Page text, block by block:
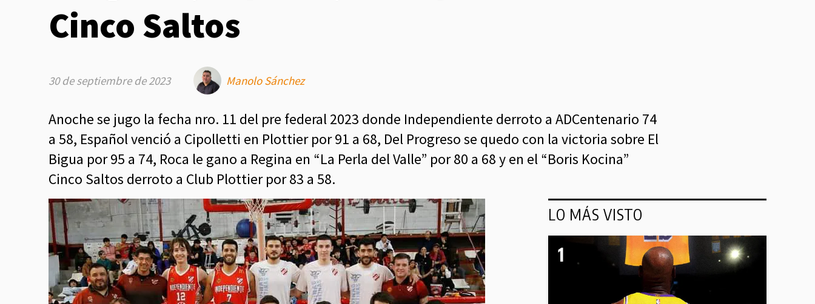
Cinco Saltos
Anoche se jugo la fecha nro. 11 del pre federal 2023 donde Independiente derroto a ADCentenario 74
a 58, Español venció a Cipolletti en Plottier por 91 a 68, Del Progreso se quedo con la victoria sobre El
Bigua por 95 a 74, Roca le gano a Regina en “La Perla del Valle” por 80 a 68 y en el “Boris Kocina”
Cinco Saltos derroto a Club Plottier por 83 a 58.
30 de septiembre de 2023 Manolo Sánchez
LO MÁS VISTO